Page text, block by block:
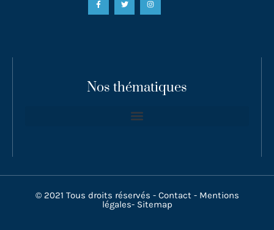
Nos thématiques
© 2021 Tous droits réservés - Contact- Mentions
légales- Sitemap